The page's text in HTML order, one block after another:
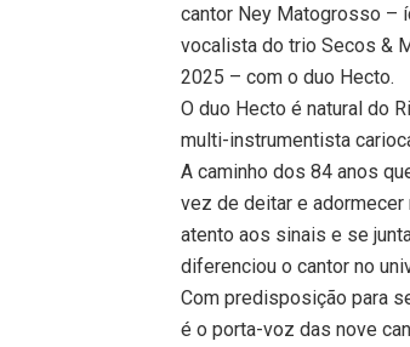
cantor Ney Matogrosso –
vocalista do trio Secos &
2025 – com o duo Hecto.
O duo Hecto é natural do
multi-instrumentista
A caminho dos 84 anos
vez de deitar e
atento aos sinais e se
diferenciou o cantor no
Com predisposição para
é o porta-voz das nove